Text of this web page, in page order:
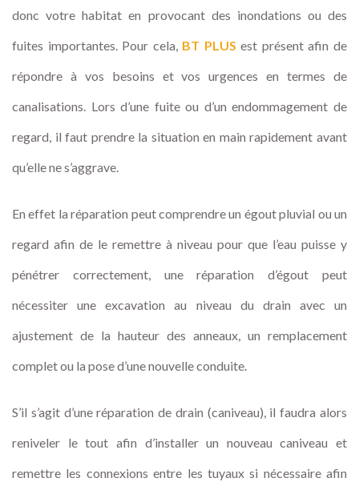
donc votre habitat en provocant des inondations ou des
fuites importantes. Pour cela, BT PLUS est présent afin de
répondre à vos besoins et vos urgences en termes de
canalisations. Lors d’une fuite ou d’un endommagement de
regard, il faut prendre la situation en main rapidement avant
qu’elle ne s’aggrave.
En effet la réparation peut comprendre un égout pluvial ou un
regard afin de le remettre à niveau pour que l’eau puisse y
pénétrer correctement, une réparation d’égout peut
nécessiter une excavation au niveau du drain avec un
ajustement de la hauteur des anneaux, un remplacement
complet ou la pose d’une nouvelle conduite.
S’il s’agit d’une réparation de drain (caniveau), il faudra alors
reniveler le tout afin d’installer un nouveau caniveau et
remettre les connexions entre les tuyaux si nécessaire afin